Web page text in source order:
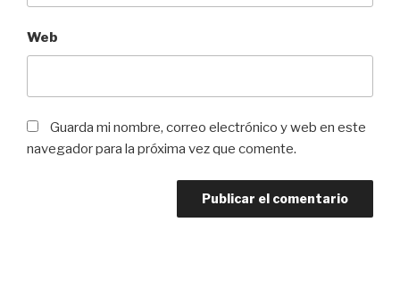
Web
Guarda mi nombre, correo electrónico y web en este
navegador para la próxima vez que comente.